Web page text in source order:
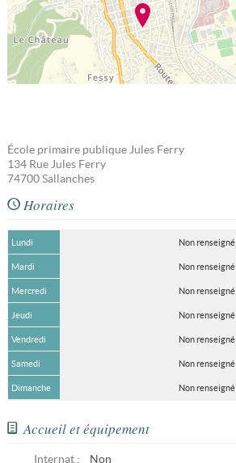
École primaire publique Jules Ferry
134 Rue Jules Ferry
74700 Sallanches
Horaires
Lundi Non renseigné
Mardi Non renseigné
Mercredi Non renseigné
Jeudi Non renseigné
Vendredi Non renseigné
Samedi Non renseigné
Dimanche Non renseigné
Accueil et équipement
Internat :
Non